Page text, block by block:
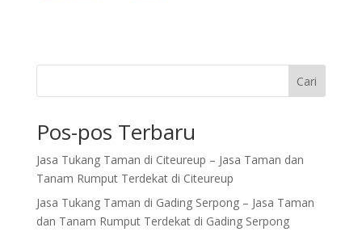
b
k
d l e
Cari
Pos-pos Terbaru
Jasa Tukang Taman di Citeureup – Jasa Taman dan
Tanam Rumput Terdekat di Citeureup
Jasa Tukang Taman di Gading Serpong – Jasa Taman
dan Tanam Rumput Terdekat di Gading Serpong